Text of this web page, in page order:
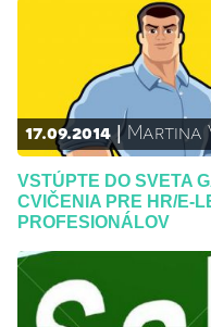
17.09.2014 Martina
VSTÚPTE DO SVETA
CVIČENIA PRE HR/E-
PROFESIONÁLOV